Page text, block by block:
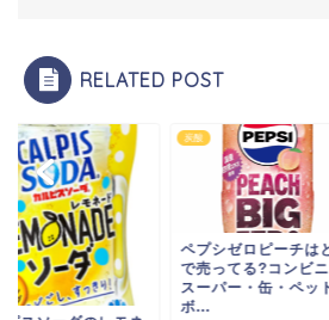
RELATED POST
シゼロピーチはどこ
ってる?コンビニ・
パー・缶・ペット
炭酸
アップルサイダーは
で売ってる?コンビニ
コストコ・スーパー
ド...